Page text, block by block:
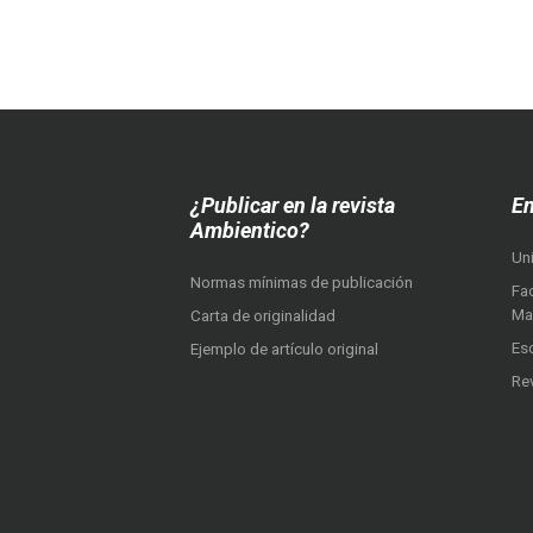
¿Publicar en la revista
Ambientico?
Normas mínimas de publicación
Carta de originalidad
Ejemplo de artículo original